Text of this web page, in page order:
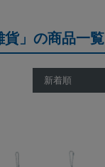
貨」の商品一覧